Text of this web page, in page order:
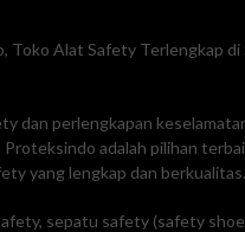
Toko Alat Safety Terlengkap di
dan perlengkapan
adalah pilihan
yang lengkap dan berkualitas.
sepatu safety (safety